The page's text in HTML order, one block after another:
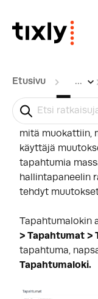
Etusivu ...
Tapahtumaloki
muutosten
mitä muokattiin,
käyttäjä
tapahtumia
hallintapaneelin
tehdyt
Tapahtumalokin
> Tapahtumat >
tapahtuma,
Tapahtumaloki.